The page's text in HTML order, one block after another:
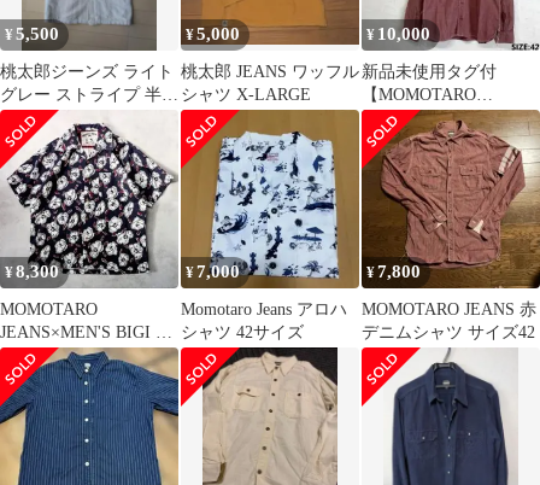
¥5,500
桃太郎ジーンズ ライト
グレー ストライプ 半袖
シャツ サイズ38
¥5,000
桃太郎 JEANS ワッフル
シャツ X-LARGE
¥ 10,000
新品未使用タグ付
【MOMOTARO
JEANS】シャンブレー
シャツ 42
¥8,300
MOMOTARO
JEANS×MEN'S BIGI 花
柄 開襟半袖シャツ アロ
ハ
¥7,000
Momotaro Jeans アロハ
シャツ 42サイズ
¥7,800
MOMOTARO JEANS 赤
デニムシャツ サイズ42